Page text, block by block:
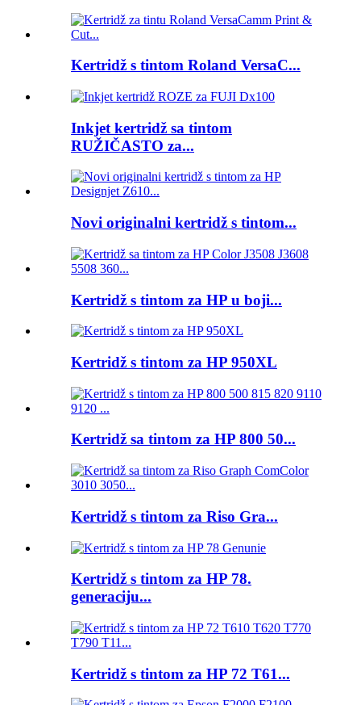
Kertridž s tintom Roland VersaC...
Inkjet kertridž sa tintom
RUŽIČASTO za...
Novi originalni kertridž s tintom...
Kertridž s tintom za HP u boji...
Kertridž s tintom za HP 950XL
Kertridž sa tintom za HP 800 50...
Kertridž s tintom za Riso Gra...
Kertridž s tintom za HP 78.
generaciju...
Kertridž s tintom za HP 72 T61...